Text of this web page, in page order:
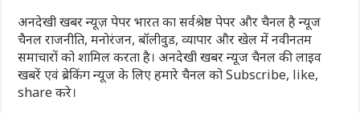
अनदेखी खबर न्यूज़ पेपर भारत का सर्वश्रेष्ठ पेपर और चैनल है न्यूज
चैनल राजनीति, मनोरंजन, बॉलीवुड, व्यापार और खेल में नवीनतम
समाचारों को शामिल करता है। अनदेखी खबर न्यूज चैनल की लाइव
खबरें एवं ब्रेकिंग न्यूज के लिए हमारे चैनल को Subscribe, like,
share करे।